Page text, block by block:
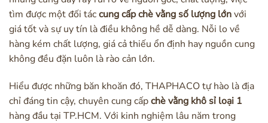
tìm được một đối táccung cấp chè vằng số lượng lớnvới
giá tốt và sự uy tín là điều không hề dễ dàng. Nỗi lo về
hàng kém chất lượng, giá cả thiếu ổn định hay nguồn cung
không đều đặn luôn là rào cản lớn.
Hiểu được những băn khoăn đó, THAPHACO tự hào là địa
chỉ đáng tin cậy, chuyên cung cấpchè vằng khô sỉ loại 1
hàng đầu tại TP.HCM. Với kinh nghiệm lâu năm trong